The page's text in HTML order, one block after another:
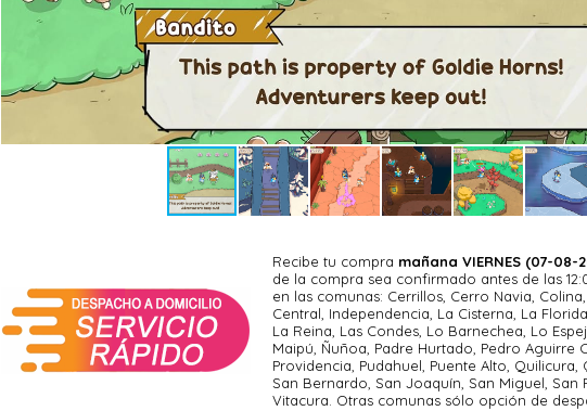
Recibe tu compra mañana VIERNES (07-08-
de la compra sea confirmado antes de las
en las comunas: Cerrillos, Cerro Navia,
Central, Independencia, La Cisterna, La
La Reina, Las Condes, Lo Barnechea, Lo
Maipú, Ñuñoa, Padre Hurtado, Pedro Aguirre
Providencia, Pudahuel, Puente Alto, Quilicura,
San Bernardo, San Joaquín, San Miguel, San
Vitacura. Otras comunas sólo opción de